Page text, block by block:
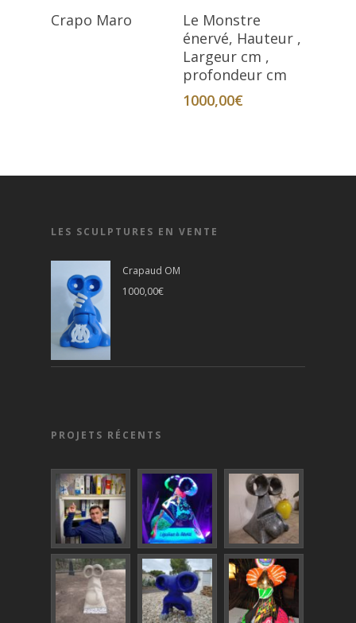
Crapo Maro
Le Monstre
énervé, Hauteur ,
Largeur cm ,
profondeur cm
1000,00€
LES SCULPTURES EN VENTE
Crapaud OM
1000,00€
PROJETS RÉCENTS